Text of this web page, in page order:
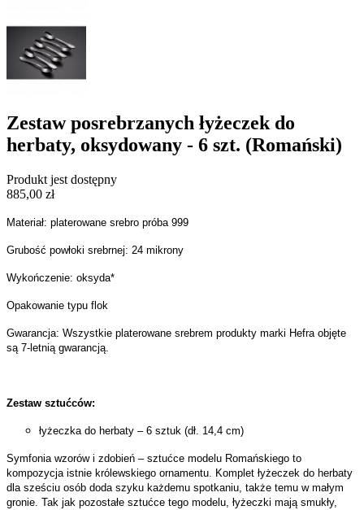
Zestaw posrebrzanych łyżeczek do
herbaty, oksydowany - 6 szt. (Romański)
Produkt jest dostępny
885,00 zł
Materiał: platerowane srebro próba 999
Grubość powłoki srebrnej: 24 mikrony
Wykończenie: oksyda*
Opakowanie typu flok
Gwarancja: Wszystkie platerowane srebrem produkty marki Hefra objęte
są 7-letnią gwarancją.
Zestaw sztućców:
łyżeczka do herbaty – 6 sztuk (dł. 14,4 cm)
Symfonia wzorów i zdobień – sztućce modelu Romańskiego to
kompozycja istnie królewskiego ornamentu. Komplet łyżeczek do herbaty
dla sześciu osób doda szyku każdemu spotkaniu, także temu w małym
gronie. Tak jak pozostałe sztućce tego modelu, łyżeczki mają smukły,